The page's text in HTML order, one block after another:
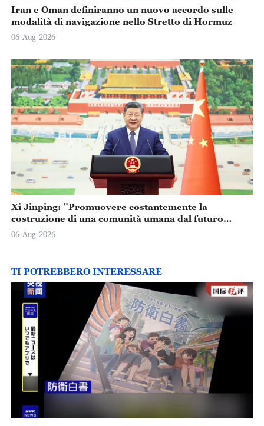
Iran e Oman definiranno un nuovo accordo sulle
modalità di navigazione nello Stretto di Hormuz
06-Aug-2026
Xi Jinping: "Promuovere costantemente la
costruzione di una comunità umana dal futuro
condiviso"
06-Aug-2026
TI POTREBBERO INTERESSARE